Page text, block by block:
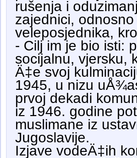
rušenja i
zajednici, odnosno
veleposjednika,
- Cilj im je bio isti:
socijalnu, vjersku,
Ä‡e svoj
1945, u nizu
prvoj dekadi
iz 1946. godine
muslimane iz
Jugoslavije.
Izjave vodeÄ‡ih